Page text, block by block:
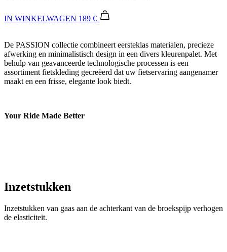
IN WINKELWAGEN 189 €
De PASSION collectie combineert eersteklas materialen, precieze
afwerking en minimalistisch design in een divers kleurenpalet. Met
behulp van geavanceerde technologische processen is een
assortiment fietskleding gecreëerd dat uw fietservaring aangenamer
maakt en een frisse, elegante look biedt.
Your Ride Made Better
Inzetstukken
Inzetstukken van gaas aan de achterkant van de broekspijp verhogen
de elasticiteit.